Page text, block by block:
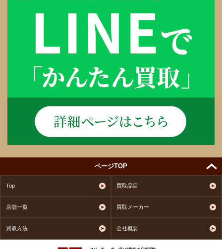
ページTOP
Top 買取品目
店舗一覧 買取メーカー
買取方法 会社概要